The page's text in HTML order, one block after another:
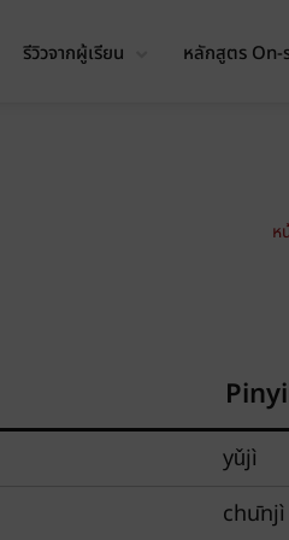
รีวิวจากผู้เรียน หลักสูตร On-
ห
yǔjì
chūnjì